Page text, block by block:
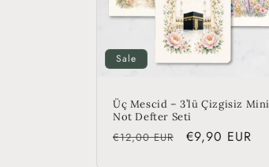
Sale
Üç Mescid – 3’lü Çizgisiz Mini
Not Defter Seti
Regular
€12,00 EUR
Sale
€9,90 EUR